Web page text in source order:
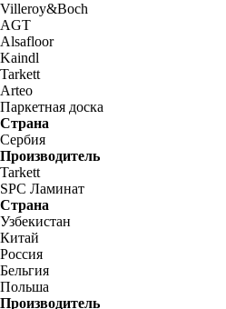
Villeroy&Boch
AGT
Alsafloor
Kaindl
Tarkett
Arteo
Паркетная доска
Страна
Сербия
Производитель
Tarkett
SPC Ламинат
Страна
Узбекистан
Китай
Россия
Бельгия
Польша
Производитель